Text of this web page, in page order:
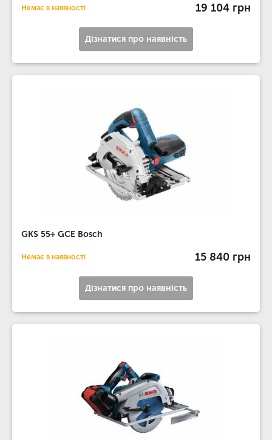
Немає в наявності 19 104 грн
Дізнатися про наявність
GKS 55+ GCE Bosch
Немає в наявності 15 840 грн
Дізнатися про наявність